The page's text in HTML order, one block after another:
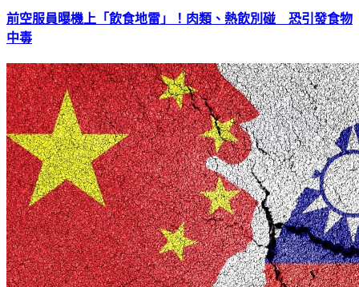
前空服員曝機上「飲食地雷」！肉類、熱飲別碰 恐引發食物
中毒